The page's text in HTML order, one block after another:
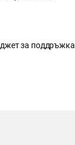
за поддръжка